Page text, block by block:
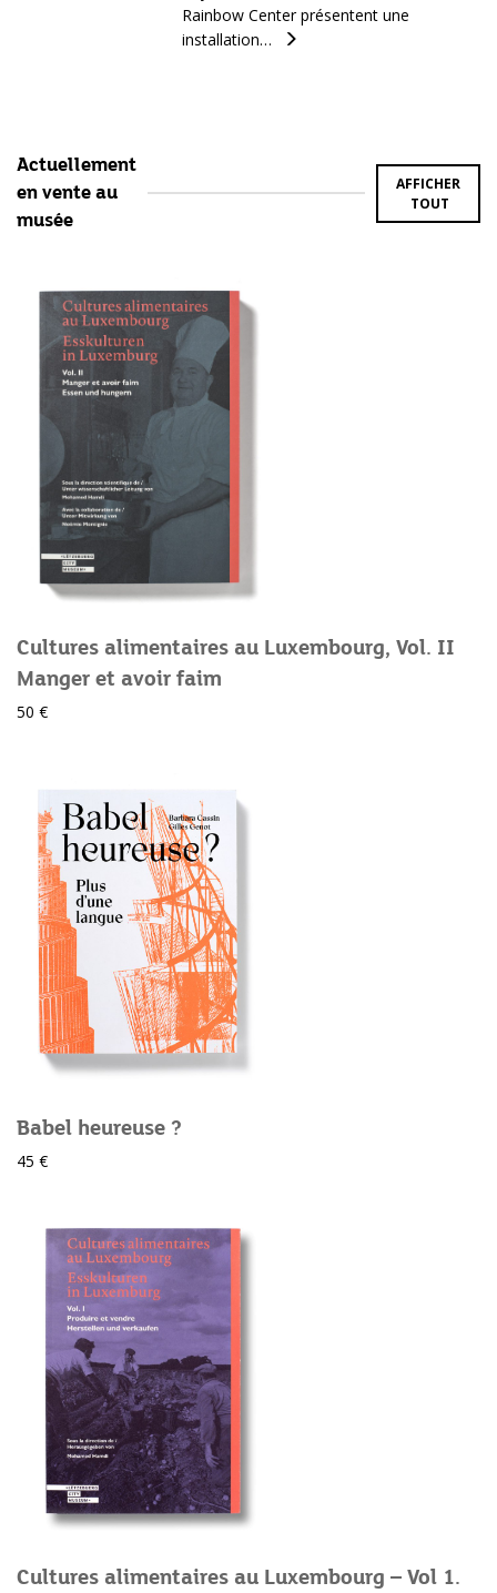
Rainbow Center présentent une
installation…
Actuellement
en vente au
musée
AFFICHER
TOUT
Cultures alimentaires au Luxembourg, Vol. II
Manger et avoir faim
50 €
Babel heureuse ?
45 €
Cultures alimentaires au Luxembourg – Vol 1.